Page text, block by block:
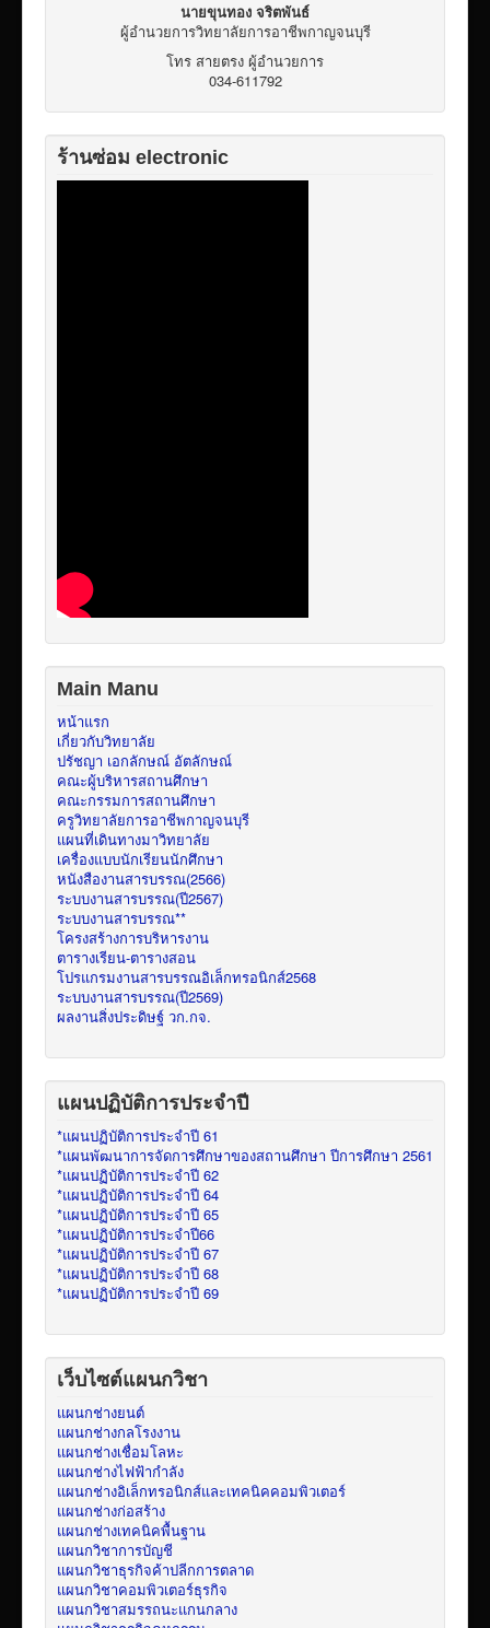
นายขุนทอง จริตพันธ์
ผู้อำนวยการวิทยาลัยการอาชีพกาญจนบุรี
โทร สายตรง ผู้อำนวยการ
034-611792
ร้านซ่อม electronic
Main Manu
หน้าแรก
เกี่ยวกับวิทยาลัย
ปรัชญา เอกลักษณ์ อัตลักษณ์
คณะผู้บริหารสถานศึกษา
คณะกรรมการสถานศึกษา
ครูวิทยาลัยการอาชีพกาญจนบุรี
แผนที่เดินทางมาวิทยาลัย
เครื่องแบบนักเรียนนักศึกษา
หนังสืองานสารบรรณ(2566)
ระบบงานสารบรรณ(ปี2567)
ระบบงานสารบรรณ**
โครงสร้างการบริหารงาน
ตารางเรียน-ตารางสอน
โปรแกรมงานสารบรรณอิเล็กทรอนิกส์2568
ระบบงานสารบรรณ(ปี2569)
ผลงานสิ่งประดิษฐ์ วก.กจ.
แผนปฏิบัติการประจำปี
*แผนปฏิบัติการประจำปี 61
*แผนพัฒนาการจัดการศึกษาของสถานศึกษา ปีการศึกษา 2561
*แผนปฏิบัติการประจำปี 62
*แผนปฏิบัติการประจำปี 64
*แผนปฏิบัติการประจำปี 65
*แผนปฏิบัติการประจำปี66
*แผนปฏิบัติการประจำปี 67
*แผนปฏิบัติการประจำปี 68
*แผนปฏิบัติการประจำปี 69
เว็บไซต์แผนกวิชา
แผนกช่างยนต์
แผนกช่างกลโรงงาน
แผนกช่างเชื่อมโลหะ
แผนกช่างไฟฟ้ากำลัง
แผนกช่างอิเล็กทรอนิกส์และเทคนิคคอมพิวเตอร์
แผนกช่างก่อสร้าง
แผนกช่างเทคนิคพื้นฐาน
แผนกวิชาการบัญชี
แผนกวิชาธุรกิจค้าปลีกการตลาด
แผนกวิชาคอมพิวเตอร์ธุรกิจ
แผนกวิชาสมรรถนะแกนกลาง